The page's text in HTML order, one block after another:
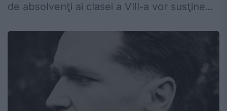
de absolvenţi ai clasei a VIII-a vor susţine...